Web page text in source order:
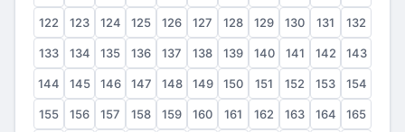
122 123 124 125 126 127 128 129 130 131 132
133 134 135 136 137 138 139 140 141 142 143
144 145 146 147 148 149 150 151 152 153 154
155 156 157 158 159 160 161 162 163 164 165